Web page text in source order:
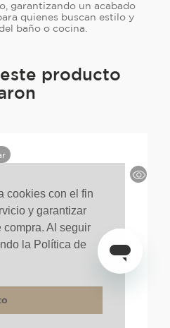
cookies con el fin
y garantizar
compra. Al seguir
la Política de
garantizando un acabado
quienes buscan estilo y
baño o cocina.
producto